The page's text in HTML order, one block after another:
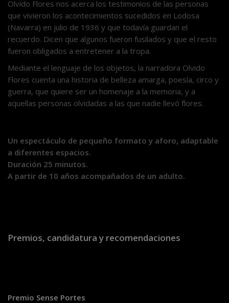
Olvido Flores nos acerca los testimonios de las personas
que vivieron los acontecimientos sucedidos en Lodosa
(Navarra) en julio de 1936 y que todavía guardan el
recuerdo. Dicen que algunos fueron fusilados y que el resto
fueron obligados a entretener a la tropa.
Mediante el lenguaje de los objetos, la narradora Olvido
Flores cuenta una historia de belleza amarga, poesía, circo y
guerra, que quiere ser un homenaje a la memoria, y a
aquellas personas olvidadas a las que nadie llevó flores.
Un espectáculo de pequeño formato y aforo, adaptable
a diferentes espacios.
Duración 25 minutos.
A partir de 10 años acompañados de un adulto.
Premios, candidatura y recomendaciones
Premio Sense Portes